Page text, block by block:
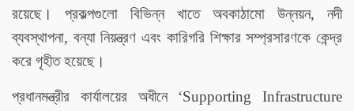
রয়েছে। প্রকল্পগুলো বিভিন্ন খাতে অবকাঠামো উন্নয়ন, নদী
ব্যবস্থাপনা, বন্যা নিয়ন্ত্রণ এবং কারিগরি শিক্ষার সম্প্রসারণকে কেন্দ্র
করে গৃহীত হয়েছে।
প্রধানমন্ত্রীর কার্যালয়ের অধীনে ‘Supporting Infrastructure